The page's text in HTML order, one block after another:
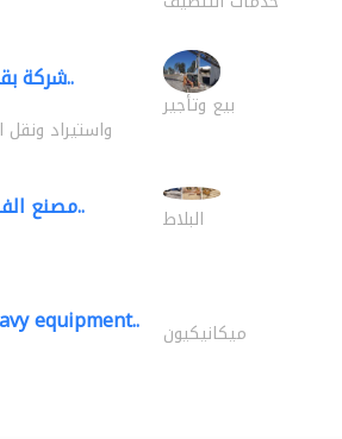
شركة بقشان للمعدات..
بيع وتأجير
واستيراد ونقل
مصنع الفنار للسيراميك.. البلاط
equipment.. ميكانيكيون